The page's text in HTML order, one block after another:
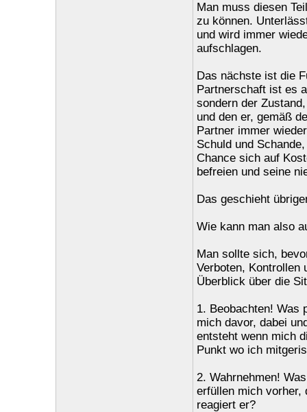
Man muss diesen
zu können.
und wird immer
aufschlagen.
Das nächste ist die
Partnerschaft ist es
sondern der
und den er, gemäß
Partner immer
Schuld und
Chance sich auf
befreien und seine
Das geschieht
Wie kann man also
Man sollte sich,
Verboten, Kontrollen
Überblick über die
1. Beobachten! Was
mich davor, dabei
entsteht wenn mich
Punkt wo ich
2. Wahrnehmen!
erfüllen mich vorher,
reagiert er?